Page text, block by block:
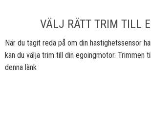
VÄLJ RÄTT TRIM TILL
När du tagit reda på om din hastighetssensor
kan du välja trim till din egoingmotor. Trimmen
denna länk